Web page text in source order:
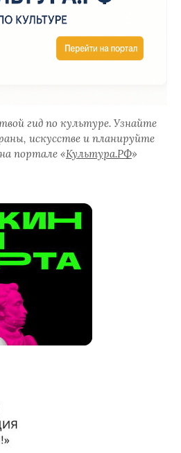
гид по культуре. Узнайте
искусстве и планируйте
портале «Культура.РФ»